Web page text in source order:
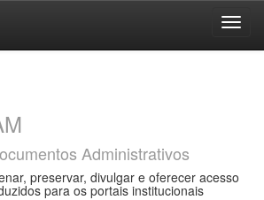
Administrativos
preservar, divulgar e oferecer acesso
para os portais institucionais